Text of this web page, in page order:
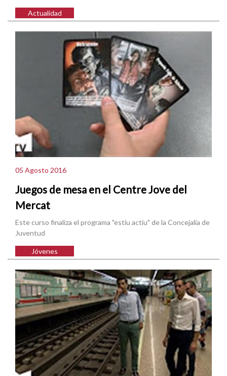
Actualidad
05 Agosto 2016
Juegos de mesa en el Centre Jove del
Mercat
Este curso finaliza el programa "estiu actiu" de la Concejalía de
Juventud
Jóvenes